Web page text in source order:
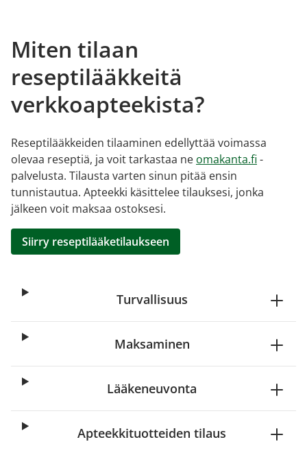
Miten tilaan
reseptilääkkeitä
verkkoapteekista?
Reseptilääkkeiden tilaaminen edellyttää voimassa
olevaa reseptiä, ja voit tarkastaa ne omakanta.fi -
palvelusta. Tilausta varten sinun pitää ensin
tunnistautua. Apteekki käsittelee tilauksesi, jonka
jälkeen voit maksaa ostoksesi.
Siirry reseptilääketilaukseen
Turvallisuus
Maksaminen
Lääkeneuvonta
Apteekkituotteiden tilaus